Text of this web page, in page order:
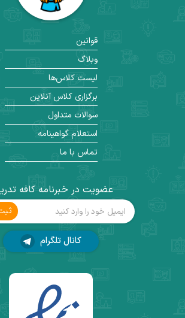
عضویت در خبرنامه کافه
کانال تلگرام
قوانین
وبلاگ
لیست کلاس‌ها
برگزاری کلاس آنلاین
سوالات متداول
استعلام گواهینامه
تماس با ما